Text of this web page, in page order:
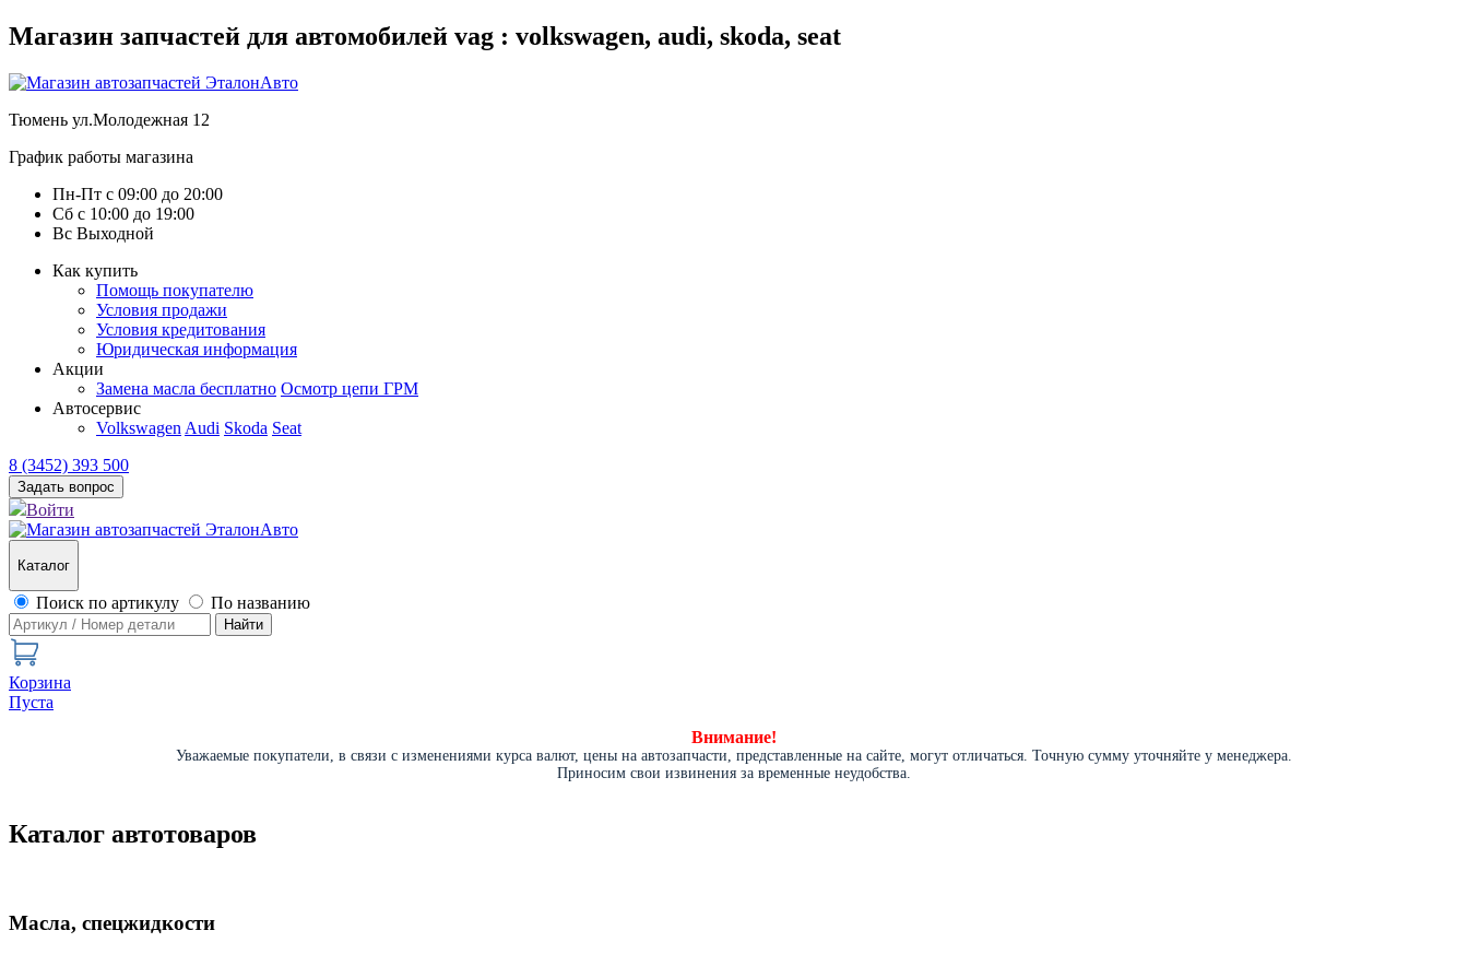
Магазин запчастей для автомобилей vag : volkswagen, audi, skoda, seat
Тюмень ул.Молодежная 12
График работы магазина
Пн-Пт с 09:00 до 20:00
Сб с 10:00 до 19:00
Вс Выходной
Как купить
Помощь покупателю
Условия продажи
Условия кредитования
Юридическая информация
Акции
Замена масла бесплатно Осмотр цепи ГРМ
Автосервис
Volkswagen Audi Skoda Seat
8 (3452) 393 500
Задать вопрос
Войти
Каталог
Поиск по артикулу По названию
Найти
Корзина
Пуста
Внимание!
Уважаемые покупатели, в связи с изменениями курса валют, цены на автозапчасти, представленные на сайте, могут отличаться. Точную сумму уточняйте у менеджера.
Приносим свои извинения за временные неудобства.
Каталог автотоваров
Масла, спецжидкости